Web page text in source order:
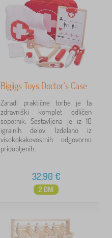
Bigjigs Toys Doctor's Case
Zaradi praktične torbe je ta
zdravniški komplet odličen
sopotnik. Sestavljena je iz 10
igralnih delov. Izdelano iz
visokokakovostnih odgovorno
pridobljenih...
32,90 €
2 DNI